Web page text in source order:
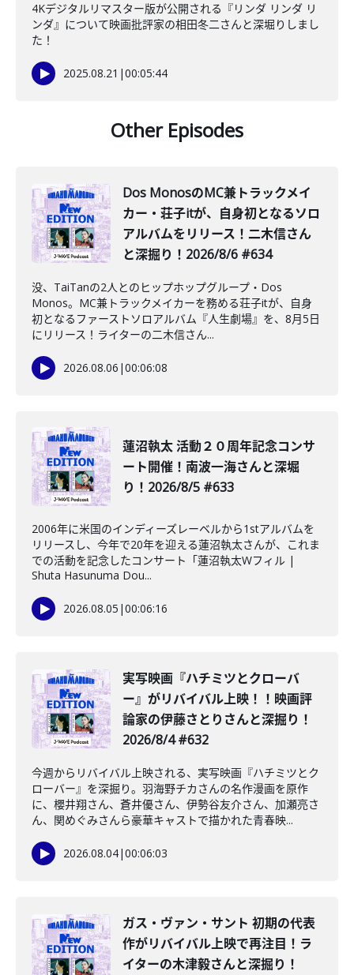
4Kデジタルリマスター版が公開される『リンダ リンダ リ
ンダ』について映画批評家の相田冬二さんと深堀りしまし
た！
2025.08.21 |00:05:44
Other Episodes
Dos MonosのMC兼トラックメイ
カー・荘子itが、自身初となるソロ
アルバムをリリース！二木信さん
と深掘り！2026/8/6 #634
没、TaiTanの2人とのヒップホップグループ・Dos
Monos。MC兼トラックメイカーを務める荘子itが、自身
初となるファーストソロアルバム『人生劇場』を、8月5日
にリリース！ライターの二木信さん...
2026.08.06 |00:06:08
蓮沼執太 活動２０周年記念コンサ
ート開催！南波一海さんと深堀
り！2026/8/5 #633
2006年に米国のインディーズレーベルから1stアルバムを
リリースし、今年で20年を迎える蓮沼執太さんが、これま
での活動を記念したコンサート「蓮沼執太Wフィル |
Shuta Hasunuma Dou...
2026.08.05 |00:06:16
️実写映画『ハチミツとクローバ
ー』がリバイバル上映！！映画評
論家の伊藤さとりさんと深掘り！
2026/8/4 #632
今週からリバイバル上映される、実写映画『ハチミツとク
ローバー』を深掘り。羽海野チカさんの名作漫画を原作
に、櫻井翔さん、蒼井優さん、伊勢谷友介さん、加瀬亮さ
ん、関めぐみさんら豪華キャストで描かれた青春映...
2026.08.04|00:06:03
ガス・ヴァン・サント 初期の代表
作がリバイバル上映で再注目！ラ
イターの木津毅さんと深掘り！